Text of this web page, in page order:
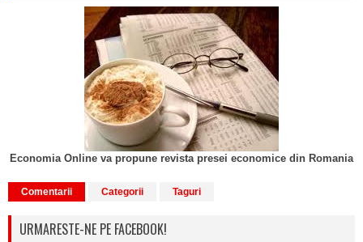
Economia Online va propune revista presei economice din Romania
Comentarii Categorii Taguri
URMARESTE-NE PE FACEBOOK!